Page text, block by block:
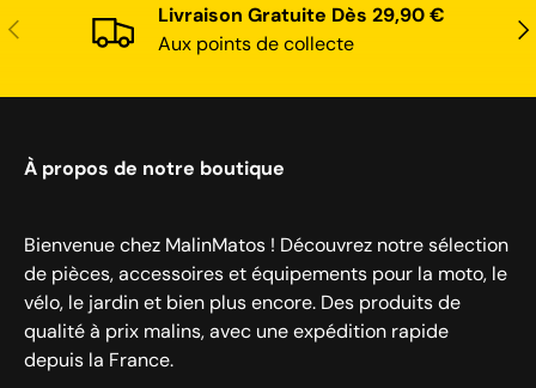
Précédent
Livraison Gratuite Dès 29,90 €
Aux points de collecte
À propos de notre boutique
Bienvenue chez MalinMatos ! Découvrez notre sélection
de pièces, accessoires et équipements pour la moto, le
vélo, le jardin et bien plus encore. Des produits de
qualité à prix malins, avec une expédition rapide
depuis la France.